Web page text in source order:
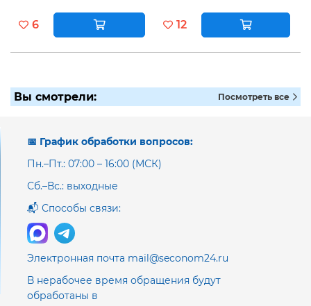
6 12
Вы смотрели: Посмотреть все
📅 График обработки вопросов:
Пн.–Пт.: 07:00 – 16:00 (МСК)
Сб.–Вс.: выходные
📬 Способы связи:
Электронная почта mail@seconom24.ru
В нерабочее время обращения будут
обработаны в